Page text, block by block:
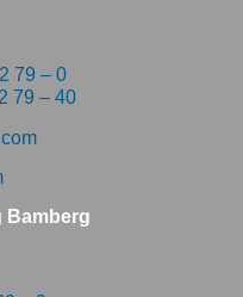
79 – 0
79 – 40
Bamberg